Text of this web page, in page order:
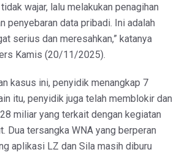
wajar, lalu melakukan penagihan
penyebaran data pribadi. Ini adalah
serius dan meresahkan,” katanya
Kamis (20/11/2025).
kasus ini, penyidik menangkap 7
itu, penyidik juga telah memblokir dan
miliar yang terkait dengan kegiatan
Dua tersangka WNA yang berperan
aplikasi LZ dan Sila masih diburu